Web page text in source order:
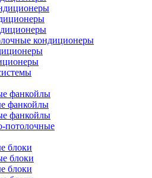
кондиционеры
фанкойлы
фанкойлы
фанкойлы
потолочные
блоки
блоки
блоки